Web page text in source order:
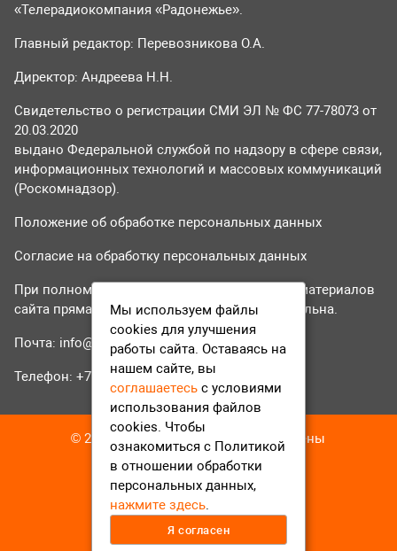
«Телерадиокомпания «Радонежье».
Главный редактор: Перевозникова О.А.
Директор: Андреева Н.Н.
Свидетельство о регистрации СМИ ЭЛ № ФС 77-78073 от
20.03.2020
выдано Федеральной службой по надзору в сфере связи,
информационных технологий и массовых коммуникаций
(Роскомнадзор).
Положение об обработке персональных данных
Согласие на обработку персональных данных
При полном или частичном использовании материалов
сайта прямая гиперссылка на tvr24.tv обязательна.
Почта: info@tvr24.tv
Телефон: +7 (496) 551-04-95
© 2016-2023 ТВР24 Все права защищены
Мы используем файлы
cookies для улучшения
работы сайта. Оставаясь на
нашем сайте, вы
соглашаетесь с условиями
использования файлов
cookies. Чтобы
ознакомиться с Политикой
в отношении обработки
персональных данных,
нажмите здесь.
Я согласен